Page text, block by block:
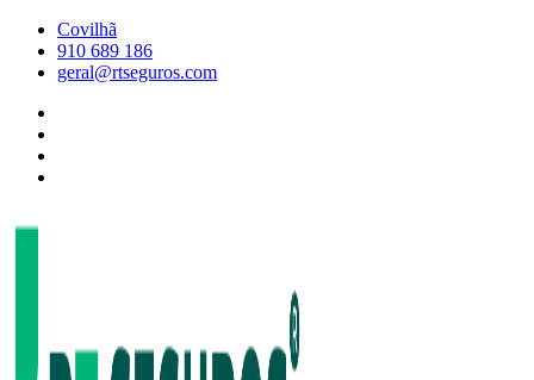
Skip
content
Covilhã
910 689 186
geral@rtseguros.com